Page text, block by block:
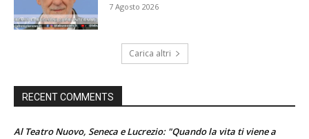
7 Agosto 2026
Carica altri
RECENT COMMENTS
Al Teatro Nuovo, Seneca e Lucrezio: "Quando la vita ti viene a